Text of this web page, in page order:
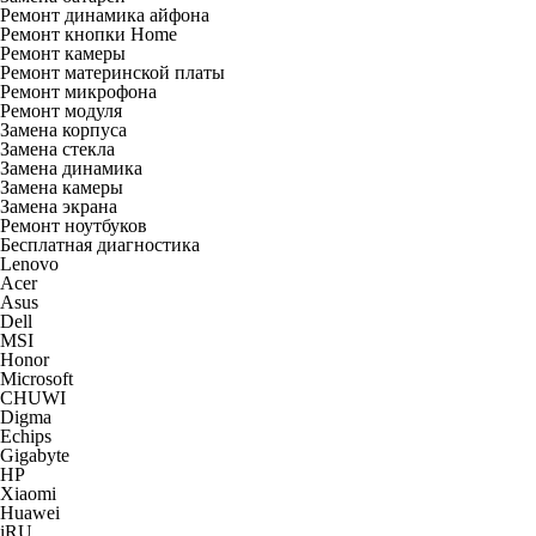
Ремонт динамика айфона
Ремонт кнопки Home
Ремонт камеры
Ремонт материнской платы
Ремонт микрофона
Ремонт модуля
Замена корпуса
Замена стекла
Замена динамика
Замена камеры
Замена экрана
Ремонт ноутбуков
Бесплатная диагностика
Lenovo
Acer
Asus
Dell
MSI
Honor
Microsoft
CHUWI
Digma
Echips
Gigabyte
HP
Xiaomi
Huawei
iRU